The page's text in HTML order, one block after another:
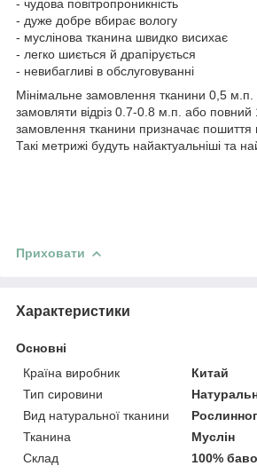
- чудова повітропроникність
- дуже добре вбирає вологу
- муслінова тканина швидко висихає
- легко шиється й драпірується
- невибагливі в обслуговуванні
Мінімальне замовлення тканини 0,5
замовляти відріз 0.7-0.8 м.п. або
замовлення тканини призначає пошиття
Такі метрижі будуть найактуальніші та
Приховати
Характеристики
Основні
Країна виробник
Китай
Тип сировини
Вид натуральної тканини
Тканина
Муслін
Склад
100%